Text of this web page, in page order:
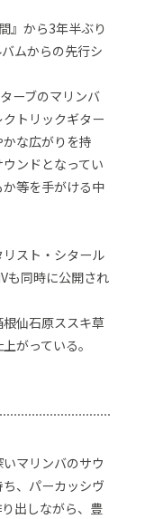
』から3年半ぶり
ムからの先行シ
ーブのマリンバ
トリックギター
な広がりを持
ンドとなってい
等を手がける中
スト・シタール
も同時に公開され
仙石原ススキ草
がっている。
マリンバのサウ
、パーカッシヴ
出しながら、豊